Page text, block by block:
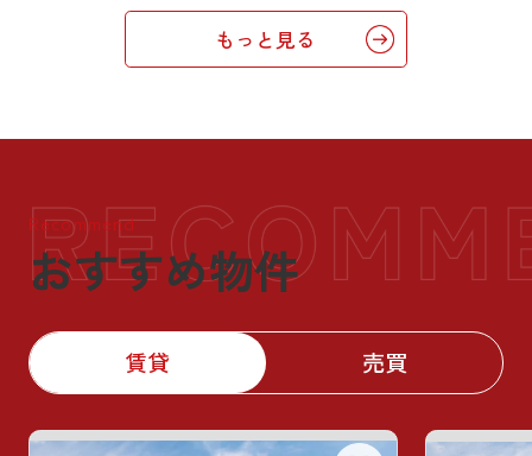
もっと見る
Recommend
おすすめ物件
賃貸 売買